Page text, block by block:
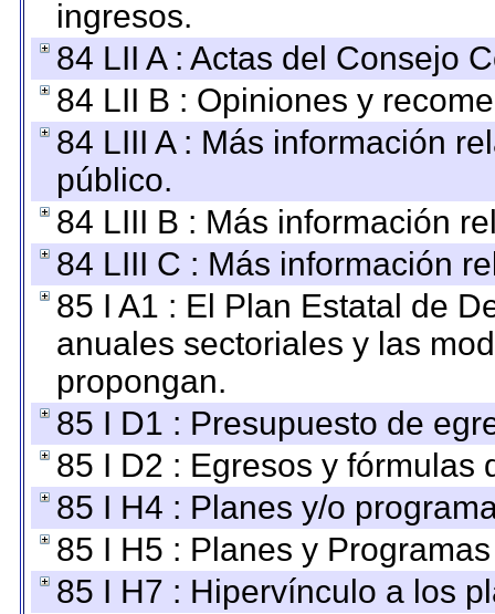
ingresos.
84 LII A : Actas del Consejo
84 LII B : Opiniones y
84 LIII A : Más información
público.
84 LIII B : Más información
84 LIII C : Más información
85 I A1 : El Plan Estatal de
anuales sectoriales y las
propongan.
85 I D1 : Presupuesto de
85 I D2 : Egresos y fórmulas
85 I H4 : Planes y/o
85 I H5 : Planes y
85 I H7 : Hipervínculo a los